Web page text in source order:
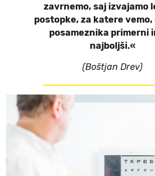
zavrnemo, saj izvajamo
postopke, za katere vemo,
posameznika primerni
najboljši.«
(Boštjan Drev)